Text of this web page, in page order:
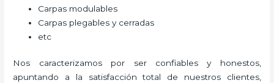
Carpas modulables
Carpas plegables y cerradas
etc
Nos caracterizamos por ser confiables y honestos,
apuntando a la satisfacción total de nuestros clientes,